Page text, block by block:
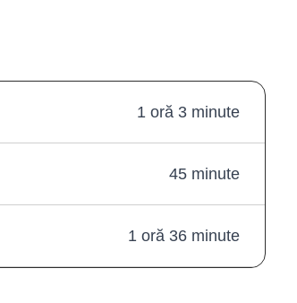
1 oră 3 minute
45 minute
1 oră 36 minute